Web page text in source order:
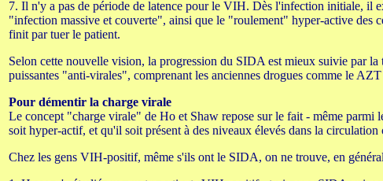
7. Il n'y a pas de période de latence pour le VIH. Dès l'infection initiale, il
"infection massive et couverte", ainsi que le "roulement" hyper-active des
finit par tuer le patient.
Selon cette nouvelle vision, la progression du SIDA est mieux suivie par
puissantes "anti-virales", comprenant les anciennes drogues comme le
Pour démentir la charge virale
Le concept "charge virale" de Ho et Shaw repose sur le fait - même
soit hyper-actif, et qu'il soit présent à des niveaux élevés dans la
Chez les gens VIH-positif, même s'ils ont le SIDA, on ne trouve, en